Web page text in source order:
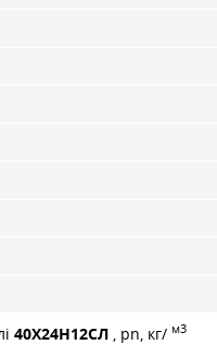
40Х24Н12СЛ , pn, кг/ м3